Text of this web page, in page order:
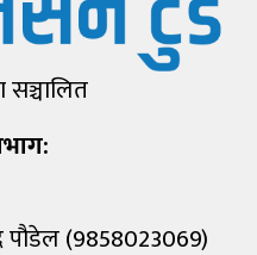
सञ्चालित
पौडेल (9858023069)